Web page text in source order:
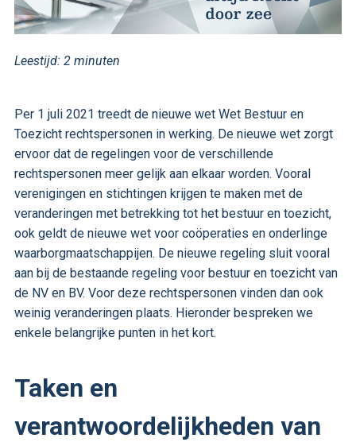
Leestijd: 2 minuten
Per 1 juli 2021 treedt de nieuwe wet Wet Bestuur en
Toezicht rechtspersonen in werking. De nieuwe wet zorgt
ervoor dat de regelingen voor de verschillende
rechtspersonen meer gelijk aan elkaar worden. Vooral
verenigingen en stichtingen krijgen te maken met de
veranderingen met betrekking tot het bestuur en toezicht,
ook geldt de nieuwe wet voor coöperaties en onderlinge
waarborgmaatschappijen. De nieuwe regeling sluit vooral
aan bij de bestaande regeling voor bestuur en toezicht van
de NV en BV. Voor deze rechtspersonen vinden dan ook
weinig veranderingen plaats. Hieronder bespreken we
enkele belangrijke punten in het kort.
Taken en
verantwoordelijkheden van